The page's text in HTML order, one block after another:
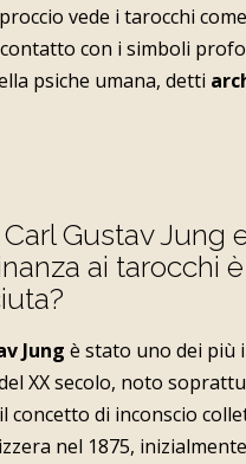
vede i tarocchi
con i simboli
psiche umana, detti
Gustav Jung
ai tarocchi
Jung è stato uno dei più
XX secolo, noto
concetto di inconscio
nel 1875,